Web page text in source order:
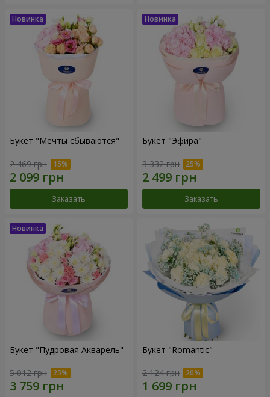
Букет "Мечты сбываются"
2 469 грн
Заказать
Букет "Эфира"
3 332 грн
Заказать
Букет "Пудровая Акварель"
5 012 грн
Букет "Romantic"
2 124 грн